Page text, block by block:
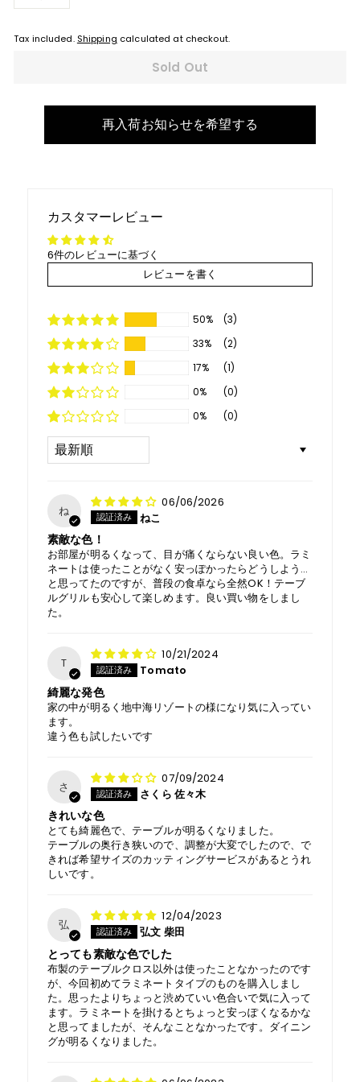
− +
Tax included. Shipping calculated at checkout.
Sold Out
再入荷お知らせを希望する
カスタマーレビュー
6件のレビューに基づく
レビューを書く
50%
(3)
33%
(2)
17%
(1)
0%
(0)
0%
(0)
Sort by
ね
06/06/2026
ねこ
素敵な色！
お部屋が明るくなって、目が痛くならない良い色。ラミ
ネートは使ったことがなく安っぽかったらどうしよう…
と思ってたのですが、普段の食卓なら全然OK！テーブ
ルグリルも安心して楽しめます。良い買い物をしまし
た。
T
10/21/2024
Tomato
綺麗な発色
家の中が明るく地中海リゾートの様になり気に入ってい
ます。
違う色も試したいです
さ
07/09/2024
さくら 佐々木
きれいな色
とても綺麗色で、テーブルが明るくなりました。
テーブルの奥行き狭いので、調整が大変でしたので、で
きれば希望サイズのカッティングサービスがあるとうれ
しいです。
弘
12/04/2023
弘文 柴田
とっても素敵な色でした
布製のテーブルクロス以外は使ったことなかったのです
が、今回初めてラミネートタイプのものを購入しまし
た。思ったよりちょっと渋めていい色合いで気に入って
ます。ラミネートを掛けるとちょっと安っぽくなるかな
と思ってましたが、そんなことなかったです。ダイニン
グが明るくなりました。